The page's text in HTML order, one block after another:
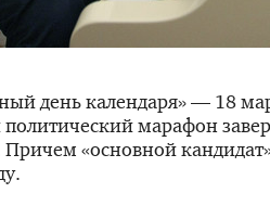
день календаря» — 18
марафон
Причем «основной